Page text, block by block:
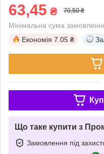
63,45 ₴ 70,50 ₴
Мінімальна сума
Економія 7.05 ₴
Що таке купити з
Замовлення під